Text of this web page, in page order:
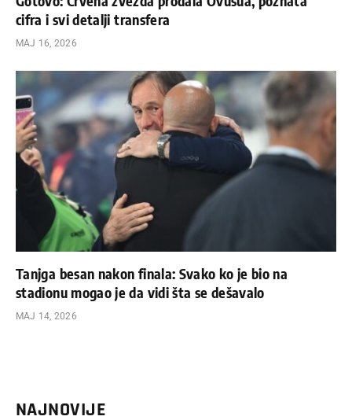
cifra i svi detalji transfera
МАЈ 16, 2026
Tanjga besan nakon finala: Svako ko je bio na
stadionu mogao je da vidi šta se dešavalo
МАЈ 14, 2026
NAJNOVIJE